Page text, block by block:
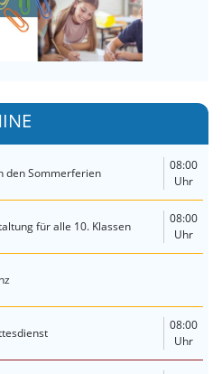
den Sommerferien
08:00
Uhr
für alle 10. Klassen
08:00
Uhr
08:00
Uhr